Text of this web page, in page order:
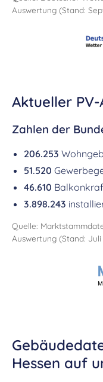
Auswertung (Stand:
Aktueller PV-
Zahlen der
206.253
51.520
46.610
3.898.243
Quelle:
Auswertung (Stand:
Hessen auf